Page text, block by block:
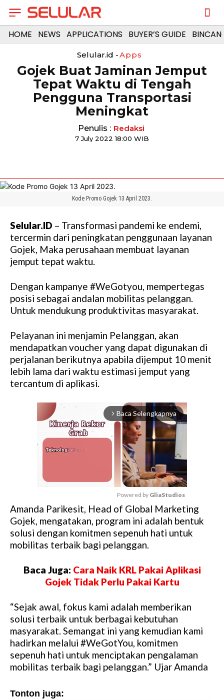
HOME NEWS APPLICATIONS BUYER’S GUIDE
Selular.id -Apps
Gojek Buat Jaminan Jemput
Tepat Waktu di Tengah
Pengguna Transportasi
Meningkat
Penulis : Redaksi
7 July 2022 18:00 WIB
Kode Promo Gojek 13 April 2023.
Selular.ID – Transformasi pandemi ke endemi,
tercermin dari peningkatan penggunaan layanan
Gojek, Maka perusahaan membuat layanan
jemput tepat waktu.
Dengan kampanye #WeGotyou, mempertegas
posisi sebagai andalan mobilitas pelanggan.
Untuk mendukung produktivitas masyarakat.
Pelayanan ini menjamin Pelanggan, akan
mendapatkan voucher yang dapat digunakan di
perjalanan berikutnya apabila dijemput 10 menit
lebih lama dari waktu estimasi jemput yang
tercantum di aplikasi.
arrow_forward_ios Baca Selengkapnya
M
u
t
Powered by GliaStudios
Amanda Parikesit, Head of Global Marketing
Gojek, mengatakan, program ini adalah bentuk
solusi dengan komitmen sepenuh hati untuk
mobilitas terbaik bagi pelanggan.
Baca Juga: Cara Naik KRL Pakai Aplikasi
Gojek Tidak Perlu Pakai Kartu
“Sejak awal, fokus kami adalah memberikan
solusi terbaik untuk berbagai kebutuhan
masyarakat. Semangat ini yang kemudian kami
hadirkan melalui #WeGotYou, komitmen
sepenuh hati untuk menciptakan pengalaman
mobilitas terbaik bagi pelanggan.” Ujar Amanda
Tonton juga: